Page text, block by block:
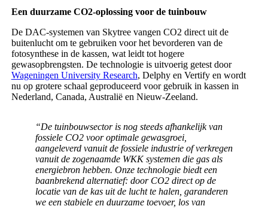
Een duurzame CO2-oplossing voor de tuinbouw
De DAC-systemen van Skytree vangen CO2 direct uit de
buitenlucht om te gebruiken voor het bevorderen van de
fotosynthese in de kassen, wat leidt tot hogere
gewasopbrengsten. De technologie is uitvoerig getest door
Wageningen University Research, Delphy en Vertify en wordt
nu op grotere schaal geproduceerd voor gebruik in kassen in
Nederland, Canada, Australië en Nieuw-Zeeland.
“De tuinbouwsector is nog steeds afhankelijk van
fossiele CO2 voor optimale gewasgroei,
aangeleverd vanuit de fossiele industrie of verkregen
vanuit de zogenaamde WKK systemen die gas als
energiebron hebben. Onze technologie biedt een
baanbrekend alternatief: door CO2 direct op de
locatie van de kas uit de lucht te halen, garanderen
we een stabiele en duurzame toevoer, los van